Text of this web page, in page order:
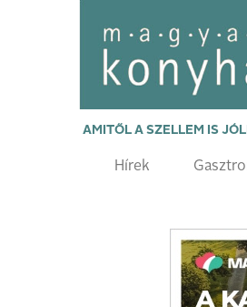
AMITŐL A SZELLEM IS
Hírek